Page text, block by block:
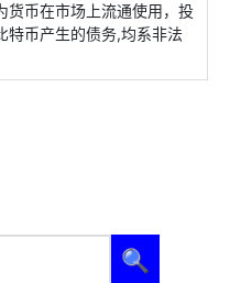
货币在市场上流通使用，投
特币产生的债务,均系非法
🔍